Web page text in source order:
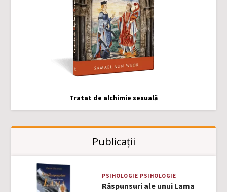
Tratat de alchimie sexuală
Publicații
PSIHOLOGIE PSIHOLOGIE
Răspunsuri ale unui Lama